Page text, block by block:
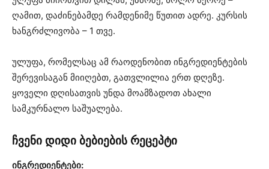
ღამით, დაძინებამდე რამდენიმე წუთით ადრე. კურსის
ხანგრძლივობა – 1 თვე.
ულუფა, რომელსაც ამ რაოდენობით ინგრედიენტების
შერევისაგან მიიღებთ, გათვლილია ერთ დღეზე.
ყოველი დღისათვის უნდა მოამზადოთ ახალი
სამკურნალო საშუალება.
ჩვენი დიდი ბებიების რეცეპტი
ინგრედიენტები: